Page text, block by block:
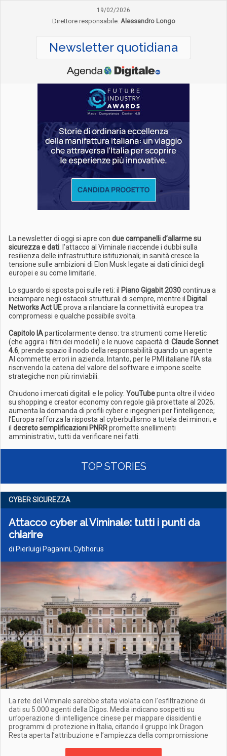
19/02/2026
Direttore responsabile: Alessandro Longo
Newsletter quotidiana
La newsletter di oggi si apre con due campanelli d’allarme su
sicurezza e dati: l’attacco al Viminale riaccende i dubbi sulla
resilienza delle infrastrutture istituzionali; in sanità cresce la
tensione sulle ambizioni di Elon Musk legate ai dati clinici degli
europei e su come limitarle.
Lo sguardo si sposta poi sulle reti: il Piano Gigabit 2030continua a
inciampare negli ostacoli strutturali di sempre, mentre il Digital
Networks Act UEprova a rilanciare la connettività europea tra
compromessi e qualche possibile svolta.
Capitolo IAparticolarmente denso: tra strumenti come Heretic
(che aggira i filtri dei modelli) e le nuove capacità di Claude Sonnet
4.6, prende spazio il nodo della responsabilità quando un agente
AI commette errori in azienda. Intanto, per le PMI italiane l’IA sta
riscrivendo la catena del valore del software e impone scelte
strategiche non più rinviabili.
Chiudono i mercati digitali e le policy: YouTubepunta oltre il video
su shopping e creator economy con regole già proiettate al 2026;
aumenta la domanda di profili cyber e ingegneri per l’intelligence;
l’Europa rafforza la risposta al cyberbullismo a tutela dei minori; e
il decreto semplificazioni PNRRpromette snellimenti
amministrativi, tutti da verificare nei fatti.
TOP STORIES
CYBER SICUREZZA
Attacco cyber al Viminale: tutti i punti da
chiarire
di Pierluigi Paganini, Cybhorus
La rete del Viminale sarebbe stata violata con l’esfiltrazione di
dati su 5.000 agenti della Digos. Media indicano sospetti su
un’operazione di intelligence cinese per mappare dissidenti e
programmi di protezione in Italia, citando il gruppo Ink Dragon.
Resta aperta l’attribuzione e l’ampiezza della compromissione